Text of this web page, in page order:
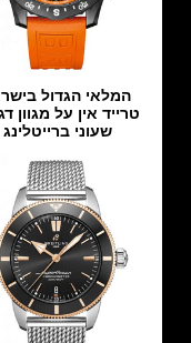
המלאי הגדול בישראל
טרייד אין על מגוון דגמים
שעוני ברייטלינג